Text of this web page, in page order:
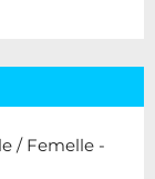
/ Femelle -